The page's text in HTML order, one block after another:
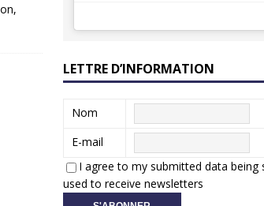
LETTRE D’INFORMATION
Nom
E-mail
I agree to my submitted data being
used to receive newsletters